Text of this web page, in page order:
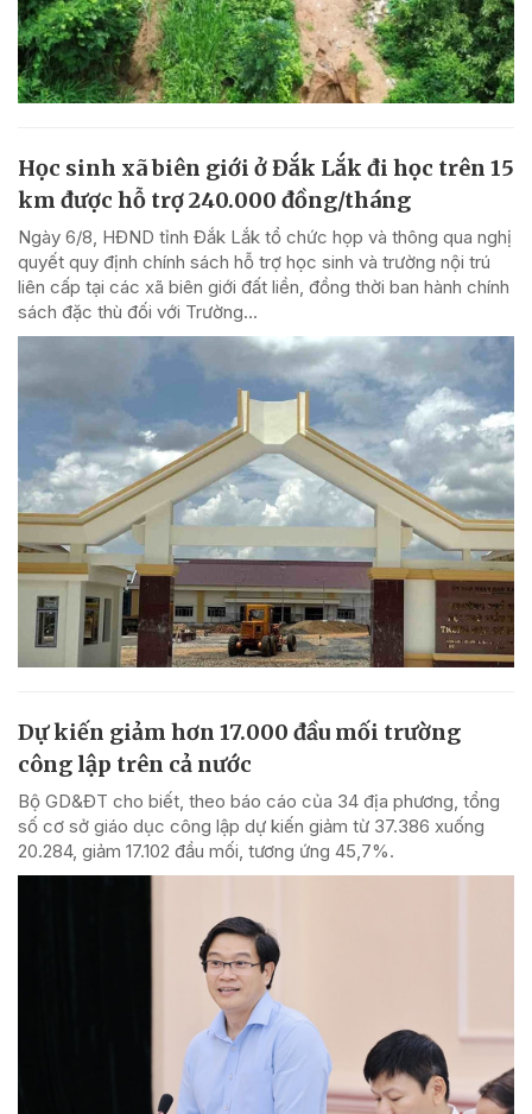
Học sinh xã biên giới ở Đắk Lắk đi học trên 15
km được hỗ trợ 240.000 đồng/tháng
Ngày 6/8, HĐND tỉnh Đắk Lắk tổ chức họp và thông qua nghị
quyết quy định chính sách hỗ trợ học sinh và trường nội trú
liên cấp tại các xã biên giới đất liền, đồng thời ban hành chính
sách đặc thù đối với Trường...
Dự kiến giảm hơn 17.000 đầu mối trường
công lập trên cả nước
Bộ GD&ĐT cho biết, theo báo cáo của 34 địa phương, tổng
số cơ sở giáo dục công lập dự kiến giảm từ 37.386 xuống
20.284, giảm 17.102 đầu mối, tương ứng 45,7%.